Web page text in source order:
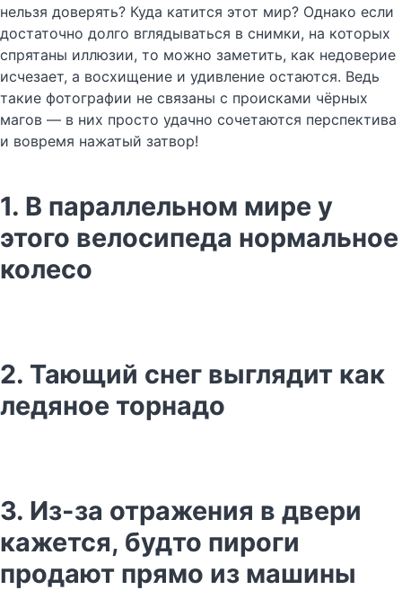
нельзя доверять? Куда катится этот мир? Однако если
достаточно долго вглядываться в снимки, на которых
спрятаны иллюзии, то можно заметить, как недоверие
исчезает, а восхищение и удивление остаются. Ведь
такие фотографии не связаны с происками чёрных
магов — в них просто удачно сочетаются перспектива
и вовремя нажатый затвор!
1. В параллельном мире у
этого велосипеда нормальное
колесо
2. Тающий снег выглядит как
ледяное торнадо
3. Из-за отражения в двери
кажется, будто пироги
продают прямо из машины